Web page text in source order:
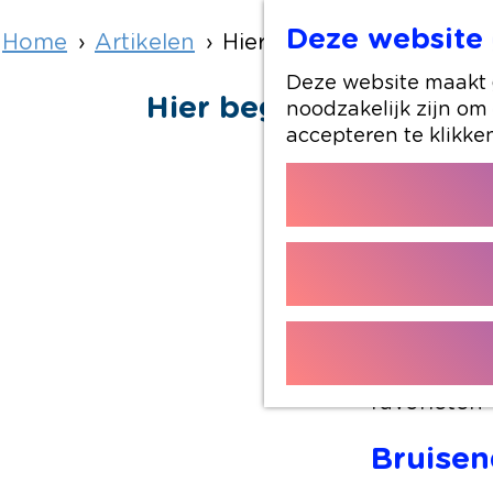
Deze
Deze website
noodzakelijk zijn
accepteren te
Home Artikelen Hier begin je je
Hier begin je je
De zon
en de
favorieten